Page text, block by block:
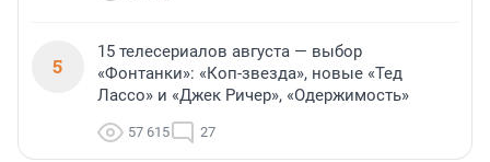
5
15 телесериалов августа — выбор
«Фонтанки»: «Коп-звезда», новые «Тед
Лассо» и «Джек Ричер», «Одержимость»
57 615 27